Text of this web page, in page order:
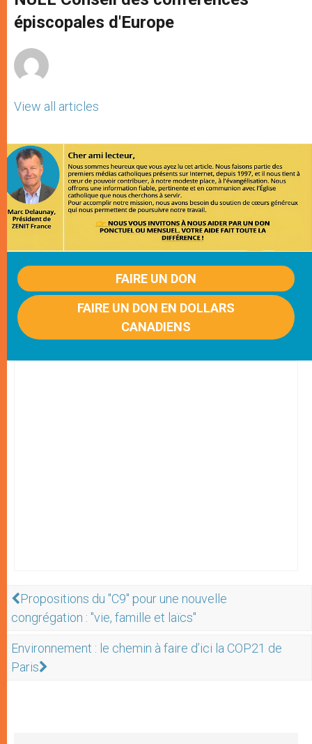
p e
r
k
épiscopales d'Europe
View all articles
FAIRE UN DON
FAIRE UN DON EN DOLLARS
CANADIENS
Propositions du "C9" pour une nouvelle
congrégation : "vie, famille et laïcs"
Environnement : le chemin à faire d’ici la COP21 de
Paris